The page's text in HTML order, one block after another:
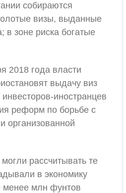
собираются
визы, выданные
в зоне риска богатые
2018 года власти
выдачу виз
иностранцев
реформ по борьбе с
организованной
рассчитывать те
в экономику
менее млн фунтов